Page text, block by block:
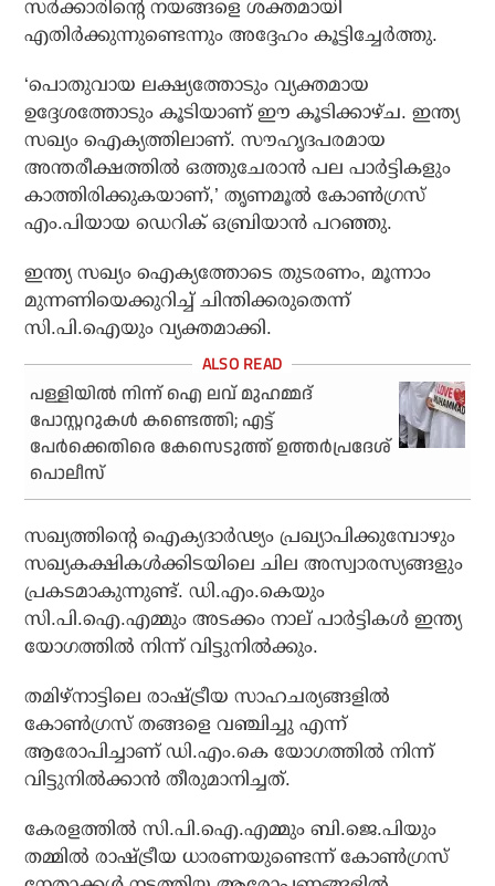
സര്‍ക്കാരിന്റെ നയങ്ങളെ ശക്തമായി
എതിര്‍ക്കുന്നുണ്ടെന്നും അദ്ദേഹം കൂട്ടിച്ചേര്‍ത്തു.
‘പൊതുവായ ലക്ഷ്യത്തോടും വ്യക്തമായ
ഉദ്ദേശത്തോടും കൂടിയാണ് ഈ കൂടിക്കാഴ്ച. ഇന്ത്യ
സഖ്യം ഐക്യത്തിലാണ്. സൗഹൃദപരമായ
അന്തരീക്ഷത്തില്‍ ഒത്തുചേരാന്‍ പല പാര്‍ട്ടികളും
കാത്തിരിക്കുകയാണ്,’ തൃണമൂല്‍ കോണ്‍ഗ്രസ്
എം.പിയായ ഡെറിക് ഒബ്രിയാന്‍ പറഞ്ഞു.
ഇന്ത്യ സഖ്യം ഐക്യത്തോടെ തുടരണം, മൂന്നാം
മുന്നണിയെക്കുറിച്ച് ചിന്തിക്കരുതെന്ന്
സി.പി.ഐയും വ്യക്തമാക്കി.
പള്ളിയില്‍ നിന്ന് ഐ ലവ് മുഹമ്മദ്
പോസ്റ്ററുകള്‍ കണ്ടെത്തി; എട്ട്
പേര്‍ക്കെതിരെ കേസെടുത്ത് ഉത്തര്‍പ്രദേശ്
പൊലീസ്
സഖ്യത്തിന്റെ ഐക്യദാര്‍ഢ്യം പ്രഖ്യാപിക്കുമ്പോഴും
സഖ്യകക്ഷികള്‍ക്കിടയിലെ ചില അസ്വാരസ്യങ്ങളും
പ്രകടമാകുന്നുണ്ട്. ഡി.എം.കെയും
സി.പി.ഐ.എമ്മും അടക്കം നാല് പാര്‍ട്ടികള്‍ ഇന്ത്യ
യോഗത്തില്‍ നിന്ന് വിട്ടുനില്‍ക്കും.
തമിഴ്നാട്ടിലെ രാഷ്ട്രീയ സാഹചര്യങ്ങളില്‍
കോണ്‍ഗ്രസ് തങ്ങളെ വഞ്ചിച്ചു എന്ന്
ആരോപിച്ചാണ് ഡി.എം.കെ യോഗത്തില്‍ നിന്ന്
വിട്ടുനില്‍ക്കാന്‍ തീരുമാനിച്ചത്.
കേരളത്തില്‍ സി.പി.ഐ.എമ്മും ബി.ജെ.പിയും
തമ്മില്‍ രാഷ്ട്രീയ ധാരണയുണ്ടെന്ന് കോണ്‍ഗ്രസ്